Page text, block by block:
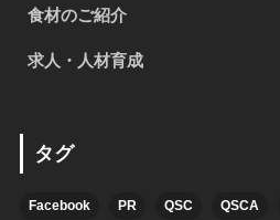
食材のご紹介
求人・人材育成
タグ
Facebook PR QSC QSCA